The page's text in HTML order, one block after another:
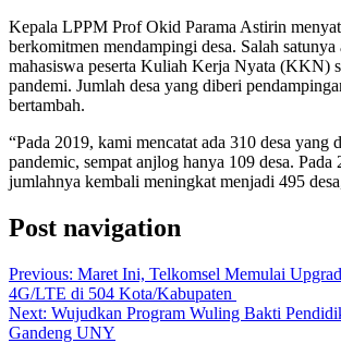
Kepala LPPM Prof Okid Parama Astirin
berkomitmen mendampingi desa. Salah
mahasiswa peserta Kuliah Kerja Nyata (KKN)
pandemi. Jumlah desa yang diberi
bertambah.
“Pada 2019, kami mencatat ada 310 desa yang
pandemic, sempat anjlog hanya 109 desa. Pada
jumlahnya kembali meningkat menjadi 495
Post navigation
Previous: Maret Ini, Telkomsel Memulai
4G/LTE di 504 Kota/Kabupaten
Next: Wujudkan Program Wuling Bakti
Gandeng UNY